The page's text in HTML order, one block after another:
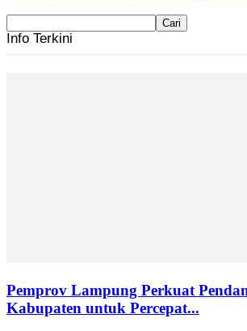
Info Terkini
Pemprov Lampung Perkuat
Kabupaten untuk Percepat...